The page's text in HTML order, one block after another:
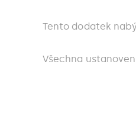
Tento dodatek
Všechna